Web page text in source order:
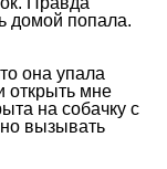
домой попала.
она упала
открыть мне
на собачку с
вызывать